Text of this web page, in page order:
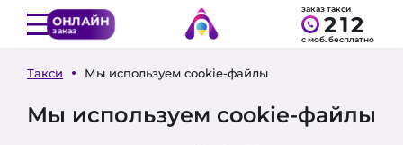
ОНЛАЙН
заказ
заказ такси
212
с моб. бесплатно
Такси Мы используем cookie-файлы
Мы используем cookie-файлы